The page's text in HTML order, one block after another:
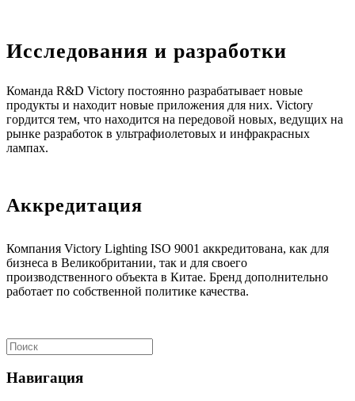
Исследования и разработки
Команда R&D Victory постоянно разрабатывает новые
продукты и находит новые приложения для них. Victory
гордится тем, что находится на передовой новых, ведущих на
рынке разработок в ультрафиолетовых и инфракрасных
лампах.
Аккредитация
Компания Victory Lighting ISO 9001 аккредитована, как для
бизнеса в Великобритании, так и для своего
производственного объекта в Китае. Бренд дополнительно
работает по собственной политике качества.
Навигация